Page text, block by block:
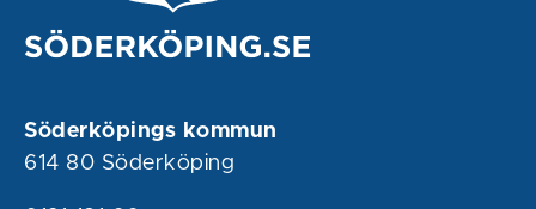
Söderköpings kommun
614 80 Söderköping